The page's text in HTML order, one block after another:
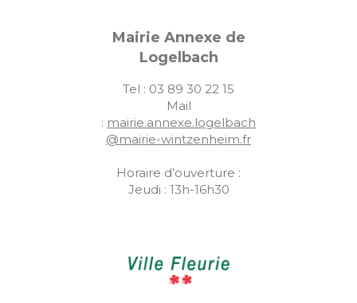
Mairie Annexe de
Logelbach
Tel : 03 89 30 22 15
Mail
: mairie.annexe.logelbach
@mairie-wintzenheim.fr
Horaire d’ouverture :
Jeudi : 13h-16h30